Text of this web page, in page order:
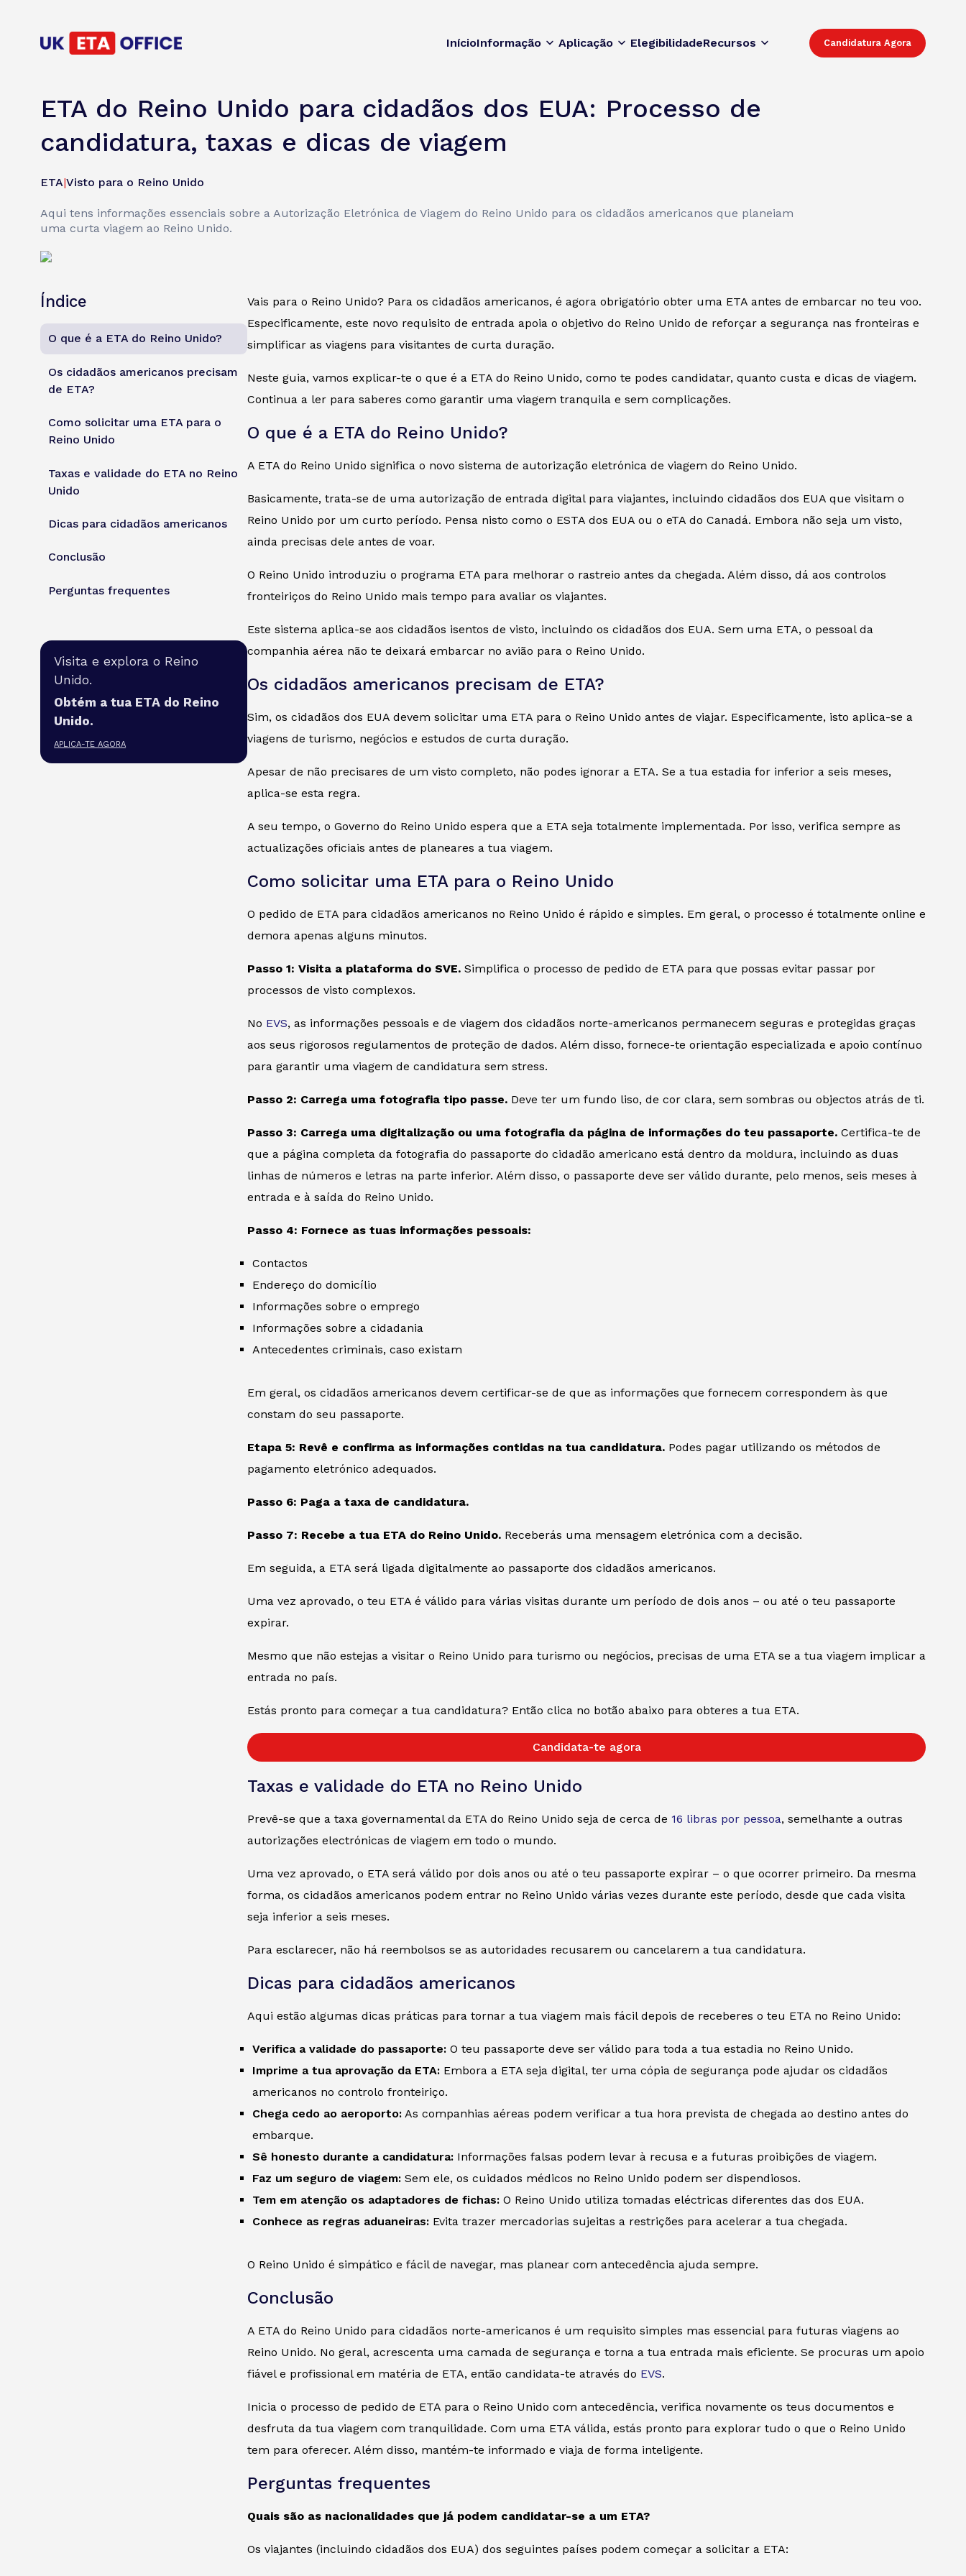
InícioInformação Aplicação ElegibilidadeRecursos Candidatura Agora
ETA do Reino Unido para cidadãos dos EUA: Processo de
candidatura, taxas e dicas de viagem
ETA|Visto para o Reino Unido
Aqui tens informações essenciais sobre a Autorização Eletrónica de Viagem do Reino Unido para os cidadãos americanos que planeiam
uma curta viagem ao Reino Unido.
Índice
O que é a ETA do Reino Unido?
Os cidadãos americanos precisam
de ETA?
Como solicitar uma ETA para o
Reino Unido
Taxas e validade do ETA no Reino
Unido
Dicas para cidadãos americanos
Conclusão
Perguntas frequentes
Visita e explora o Reino
Unido.
Obtém a tua ETA do Reino
Unido.
APLICA-TE AGORA
Vais para o Reino Unido? Para os cidadãos americanos, é agora obrigatório obter uma ETA antes de embarcar no teu voo.
Especificamente, este novo requisito de entrada apoia o objetivo do Reino Unido de reforçar a segurança nas fronteiras e
simplificar as viagens para visitantes de curta duração.
Neste guia, vamos explicar-te o que é a ETA do Reino Unido, como te podes candidatar, quanto custa e dicas de viagem.
Continua a ler para saberes como garantir uma viagem tranquila e sem complicações.
O que é a ETA do Reino Unido?
A ETA do Reino Unido significa o novo sistema de autorização eletrónica de viagem do Reino Unido.
Basicamente, trata-se de uma autorização de entrada digital para viajantes, incluindo cidadãos dos EUA que visitam o
Reino Unido por um curto período. Pensa nisto como o ESTA dos EUA ou o eTA do Canadá. Embora não seja um visto,
ainda precisas dele antes de voar.
O Reino Unido introduziu o programa ETA para melhorar o rastreio antes da chegada. Além disso, dá aos controlos
fronteiriços do Reino Unido mais tempo para avaliar os viajantes.
Este sistema aplica-se aos cidadãos isentos de visto, incluindo os cidadãos dos EUA. Sem uma ETA, o pessoal da
companhia aérea não te deixará embarcar no avião para o Reino Unido.
Os cidadãos americanos precisam de ETA?
Sim, os cidadãos dos EUA devem solicitar uma ETA para o Reino Unido antes de viajar. Especificamente, isto aplica-se a
viagens de turismo, negócios e estudos de curta duração.
Apesar de não precisares de um visto completo, não podes ignorar a ETA. Se a tua estadia for inferior a seis meses,
aplica-se esta regra.
A seu tempo, o Governo do Reino Unido espera que a ETA seja totalmente implementada. Por isso, verifica sempre as
actualizações oficiais antes de planeares a tua viagem.
Como solicitar uma ETA para o Reino Unido
O pedido de ETA para cidadãos americanos no Reino Unido é rápido e simples. Em geral, o processo é totalmente online e
demora apenas alguns minutos.
Passo 1: Visita a plataforma do SVE. Simplifica o processo de pedido de ETA para que possas evitar passar por
processos de visto complexos.
No EVS, as informações pessoais e de viagem dos cidadãos norte-americanos permanecem seguras e protegidas graças
aos seus rigorosos regulamentos de proteção de dados. Além disso, fornece-te orientação especializada e apoio contínuo
para garantir uma viagem de candidatura sem stress.
Passo 2: Carrega uma fotografia tipo passe. Deve ter um fundo liso, de cor clara, sem sombras ou objectos atrás de ti.
Passo 3: Carrega uma digitalização ou uma fotografia da página de informações do teu passaporte. Certifica-te de
que a página completa da fotografia do passaporte do cidadão americano está dentro da moldura, incluindo as duas
linhas de números e letras na parte inferior. Além disso, o passaporte deve ser válido durante, pelo menos, seis meses à
entrada e à saída do Reino Unido.
Passo 4: Fornece as tuas informações pessoais:
Contactos
Endereço do domicílio
Informações sobre o emprego
Informações sobre a cidadania
Antecedentes criminais, caso existam
Em geral, os cidadãos americanos devem certificar-se de que as informações que fornecem correspondem às que
constam do seu passaporte.
Etapa 5: Revê e confirma as informações contidas na tua candidatura. Podes pagar utilizando os métodos de
pagamento eletrónico adequados.
Passo 6: Paga a taxa de candidatura.
Passo 7: Recebe a tua ETA do Reino Unido. Receberás uma mensagem eletrónica com a decisão.
Em seguida, a ETA será ligada digitalmente ao passaporte dos cidadãos americanos.
Uma vez aprovado, o teu ETA é válido para várias visitas durante um período de dois anos – ou até o teu passaporte
expirar.
Mesmo que não estejas a visitar o Reino Unido para turismo ou negócios, precisas de uma ETA se a tua viagem implicar a
entrada no país.
Estás pronto para começar a tua candidatura? Então clica no botão abaixo para obteres a tua ETA.
Candidata-te agora
Taxas e validade do ETA no Reino Unido
Prevê-se que a taxa governamental da ETA do Reino Unido seja de cerca de 16 libras por pessoa, semelhante a outras
autorizações electrónicas de viagem em todo o mundo.
Uma vez aprovado, o ETA será válido por dois anos ou até o teu passaporte expirar – o que ocorrer primeiro. Da mesma
forma, os cidadãos americanos podem entrar no Reino Unido várias vezes durante este período, desde que cada visita
seja inferior a seis meses.
Para esclarecer, não há reembolsos se as autoridades recusarem ou cancelarem a tua candidatura.
Dicas para cidadãos americanos
Aqui estão algumas dicas práticas para tornar a tua viagem mais fácil depois de receberes o teu ETA no Reino Unido:
Verifica a validade do passaporte: O teu passaporte deve ser válido para toda a tua estadia no Reino Unido.
Imprime a tua aprovação da ETA: Embora a ETA seja digital, ter uma cópia de segurança pode ajudar os cidadãos
americanos no controlo fronteiriço.
Chega cedo ao aeroporto: As companhias aéreas podem verificar a tua hora prevista de chegada ao destino antes do
embarque.
Sê honesto durante a candidatura: Informações falsas podem levar à recusa e a futuras proibições de viagem.
Faz um seguro de viagem: Sem ele, os cuidados médicos no Reino Unido podem ser dispendiosos.
Tem em atenção os adaptadores de fichas: O Reino Unido utiliza tomadas eléctricas diferentes das dos EUA.
Conhece as regras aduaneiras: Evita trazer mercadorias sujeitas a restrições para acelerar a tua chegada.
O Reino Unido é simpático e fácil de navegar, mas planear com antecedência ajuda sempre.
Conclusão
A ETA do Reino Unido para cidadãos norte-americanos é um requisito simples mas essencial para futuras viagens ao
Reino Unido. No geral, acrescenta uma camada de segurança e torna a tua entrada mais eficiente. Se procuras um apoio
fiável e profissional em matéria de ETA, então candidata-te através do EVS.
Inicia o processo de pedido de ETA para o Reino Unido com antecedência, verifica novamente os teus documentos e
desfruta da tua viagem com tranquilidade. Com uma ETA válida, estás pronto para explorar tudo o que o Reino Unido
tem para oferecer. Além disso, mantém-te informado e viaja de forma inteligente.
Perguntas frequentes
Quais são as nacionalidades que já podem candidatar-se a um ETA?
Os viajantes (incluindo cidadãos dos EUA) dos seguintes países podem começar a solicitar a ETA: